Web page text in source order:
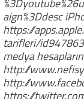
aign%3Ddesc
https://
tarifleri/
medya
http://
http://
https://